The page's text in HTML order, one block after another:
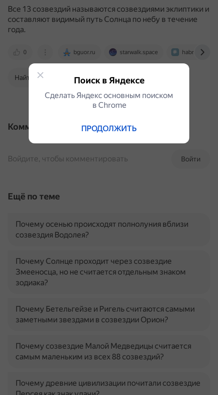
Все 13 созвездий называются созвездиями эклиптики и
составляют видимый путь Солнца по небу в течение
года.
0 bguor.ru starwalk.space habr.com
Найти в Поиске
Комментарии
Войти
Войдите, чтобы комментировать
Ещё по теме
Почему осенью происходят полнолуния вблизи
созвездия Водолея?
Почему Солнце проходит через созвездие
Змееносца, но не считается отдельным знаком
зодиака?
Почему Бетельгейзе и Ригель считаются самыми
заметными звездами в созвездии Орион?
Почему созвездие Малой Медведицы считается
самым маленьким из всех 88 созвездий?
Почему древние цивилизации почитали созвездие
Поиск в Яндексе
Сделать Яндекс основным поиском
в Сhrome
ПРОДОЛЖИТЬ